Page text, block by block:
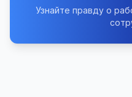
Узнайте правду о